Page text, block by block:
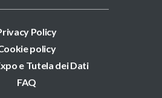
Policy
policy
e Tutela dei Dati
FAQ